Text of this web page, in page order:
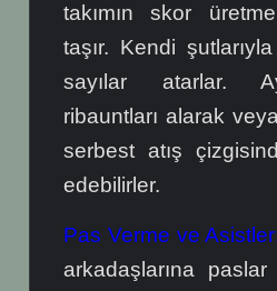
takımın skor
taşır. Kendi
sayılar atarlar.
ribauntları alarak
serbest atış
edebilirler.
Pas Verme ve
arkadaşlarına